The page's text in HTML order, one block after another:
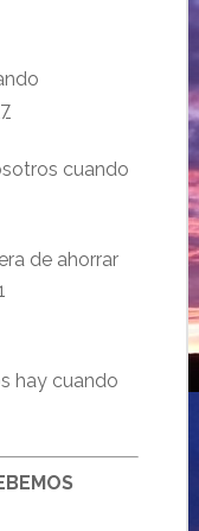
cuando
de ahorrar
hay cuando